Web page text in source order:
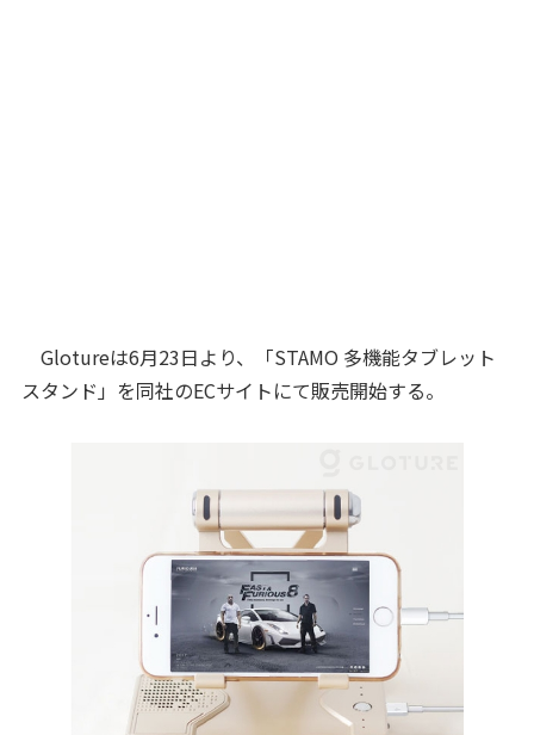
Glotureは6月23日より、「STAMO 多機能タブレット
スタンド」を同社のECサイトにて販売開始する。